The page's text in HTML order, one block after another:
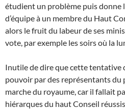
étudient un problème puis donne
d’équipe à un membre du Haut
alors le fruit du labeur de ses
vote, par exemple les soirs où la
Inutile de dire que cette tentative
pouvoir par des représentants du
marche du royaume, car il fallait
hiérarques du haut Conseil